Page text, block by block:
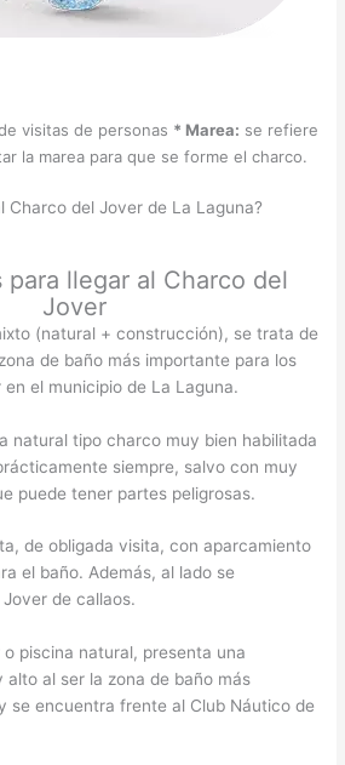
visitas de personas * Marea: se refiere
la marea para que se forme el charco.
Charco del Jover de La Laguna?
para llegar al Charco del
Jover
(natural + construcción), se trata de
de baño más importante para los
el municipio de La Laguna.
natural tipo charco muy bien habilitada
siempre, salvo con muy
puede tener partes peligrosas.
de obligada visita, con aparcamiento
el baño. Además, al lado se
de callaos.
piscina natural, presenta una
alto al ser la zona de baño más
se encuentra frente al Club Náutico de